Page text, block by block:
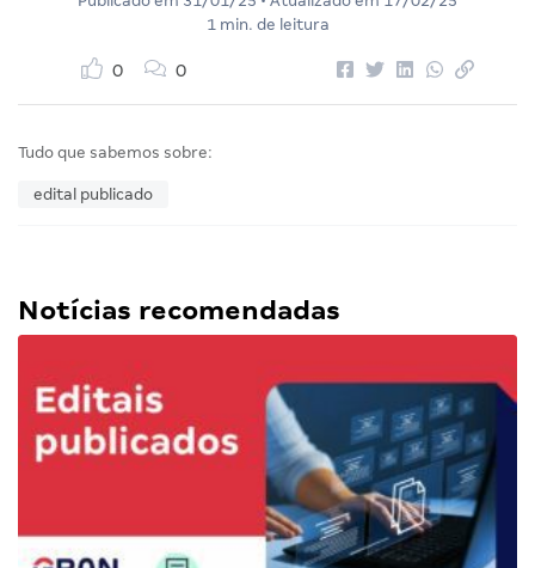
1 min. de leitura
0 0
Tudo que sabemos sobre:
edital publicado
Notícias recomendadas